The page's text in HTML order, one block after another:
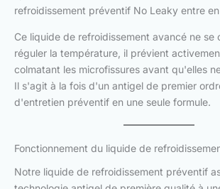
refroidissement préventif No Leaky entre
Ce liquide de refroidissement avancé ne se
réguler la température, il prévient
colmatant les microfissures avant qu'elles
Il s'agit à la fois d'un antigel de premier
d'entretien préventif en une seule formule.
Fonctionnement du liquide de
Notre liquide de refroidissement préventif